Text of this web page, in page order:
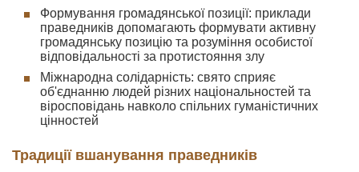
Формування громадянської позиції: приклади
праведників допомагають формувати активну
громадянську позицію та розуміння особистої
відповідальності за протистояння злу
Міжнародна солідарність: свято сприяє
об'єднанню людей різних національностей та
віросповідань навколо спільних гуманістичних
цінностей
Традиції вшанування праведників